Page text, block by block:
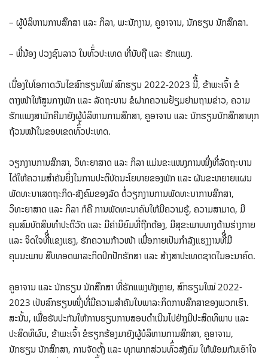
– ຜູ້ບໍລິຫານການສຶກສາ ແລະ ກິລາ, ພະນັກງານ, ຄູອາຈານ, ນັກຮຽນ ນັກສຶກສາ.
– ພີ່ນ້ອງ ປວງຊົນລາວ ໃນທົົ່ວປະເທດ ທີ່ນັບຖື ແລະ ຮັກແພງ.
ເນື່ອງໃນໂອກາດວັນໄຂສົກຮຽນໃໝ່ ສົກຮຽນ 2022-2023 ນີີ້, ຂ້າພະເຈົ້າ ຂໍ
ຕາງໜ້າໃຫ້ສູນກາງພັກ ແລະ ລັດຖະບານ ຂໍຝາກຄວາມຢ້ຽມຢາມຖາມຂ່າວ, ຄວາມ
ຮັກແພງສາມັກຄີມາຍັງຜູ້ບໍລິຫານການສຶກສາ, ຄູອາຈານ ແລະ ນັກຮຽນນັກສຶກສາທຸກ
ຖ້ວນໜ້າໃນຂອບເຂດທົົ່ວປະເທດ.
ວຽກງານການສຶກສາ, ວິທະຍາສາດ ແລະ ກິລາ ແມ່ນຂະແໜງການໜຶ່ງທີ່ລັດຖະບານ
ໄດ້ໃຫ້ຄວາມສໍາຄັນຍິ່ງໃນການປະຕິບັດນະໂຍບາຍຂອງພັກ ແລະ ຜັນຂະຫຍາຍແຜນ
ພັດທະນາເສດຖະກິດ-ສັງຄົມຂອງລັດ ຕໍໍ່ວຽກງານການພັດທະນາການສຶກສາ,
ວິທະຍາສາດ ແລະ ກິລາ ກໍຄື ການພັດທະນາຄົນໃຫ້ມີຄວາມຮູ້, ຄວາມສາມາດ, ມີ
ຄຸນສົມບັດສິນທໍາປະຕິວັດ ແລະ ມີຄ່ານິຍົມທີ່ຖືກຕ້ອງ, ມີສຸຂະພາບທາງດ້ານຮ່າງກາຍ
ແລະ ຈິດໃຈທີີ່ແຂງແຮງ, ຮັກຄວາມກ້າວໜ້າ ເພື່ອກາຍເປັນກໍາລັງແຮງງານທີີ່ມີ
ຄຸນນະພາບ ສືບທອດພາລະກິດປົກປັກຮັກສາ ແລະ ສ້າງສາປະເທດຊາດໃນອະນາຄົດ.
ຄູອາຈານ ແລະ ນັກຮຽນ ນັກສຶກສາ ທີ່ຮັກແພງທັງຫຼາຍ, ສົກຮຽນໃໝ່ 2022-
2023 ເປັນສົກຮຽນໜຶ່ງທີ່ມີຄວາມສໍາຄັນໃນພາລະກິດການສຶກສາຂອງພວກເຮົາ.
ສະນັ້ນ, ເພື່ອຮັບປະກັນໃຫ້ການຮຽນການສອນດໍາເນີນໄປຢ່າງມີປະສິດທິພາບ ແລະ
ປະສິດທິຜົນ, ຂ້າພະເຈົ້າ ຂໍຮຽກຮ້ອງມາຍັງຜູ້ບໍລິຫານການສຶກສາ, ຄູອາຈານ,
ນັກຮຽນ ນັກສຶກສາ, ການຈັດຕັ້ງ ແລະ ທຸກພາກສ່ວນທົົ່ວສັງຄົມ ໃຫ້ພ້ອມກັນເອົາໃຈ